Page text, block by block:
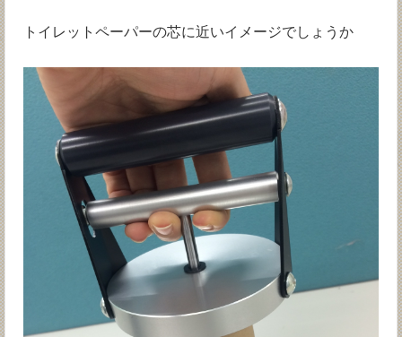
トイレットペーパーの芯に近いイメージでしょうか